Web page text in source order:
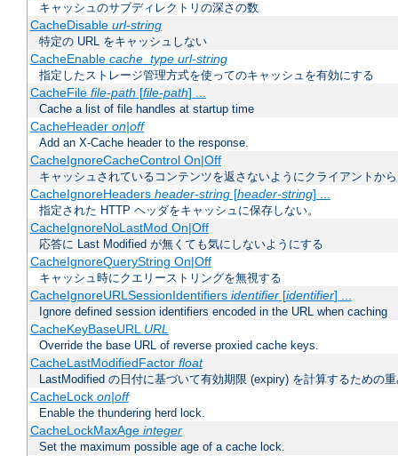
キャッシュのサブディレクトリの深さの数
CacheDisable url-string
特定の URL をキャッシュしない
CacheEnable cache_type url-string
指定したストレージ管理方式を使ってのキャッシュを有効にする
CacheFile file-path [file-path] ...
Cache a list of file handles at startup time
CacheHeader on|off
Add an X-Cache header to the response.
CacheIgnoreCacheControl On|Off
キャッシュされているコンテンツを返さないようにクライアントか
CacheIgnoreHeaders header-string[header-string] ...
指定された HTTP ヘッダをキャッシュに保存しない。
CacheIgnoreNoLastMod On|Off
応答に Last Modified が無くても気にしないようにする
CacheIgnoreQueryString On|Off
キャッシュ時にクエリーストリングを無視する
CacheIgnoreURLSessionIdentifiers identifier[identifier] ...
Ignore defined session identifiers encoded in the URL when caching
CacheKeyBaseURL URL
Override the base URL of reverse proxied cache keys.
CacheLastModifiedFactor float
LastModified の日付に基づいて有効期限 (expiry) を計算するための
CacheLock on|off
Enable the thundering herd lock.
CacheLockMaxAge integer
Set the maximum possible age of a cache lock.